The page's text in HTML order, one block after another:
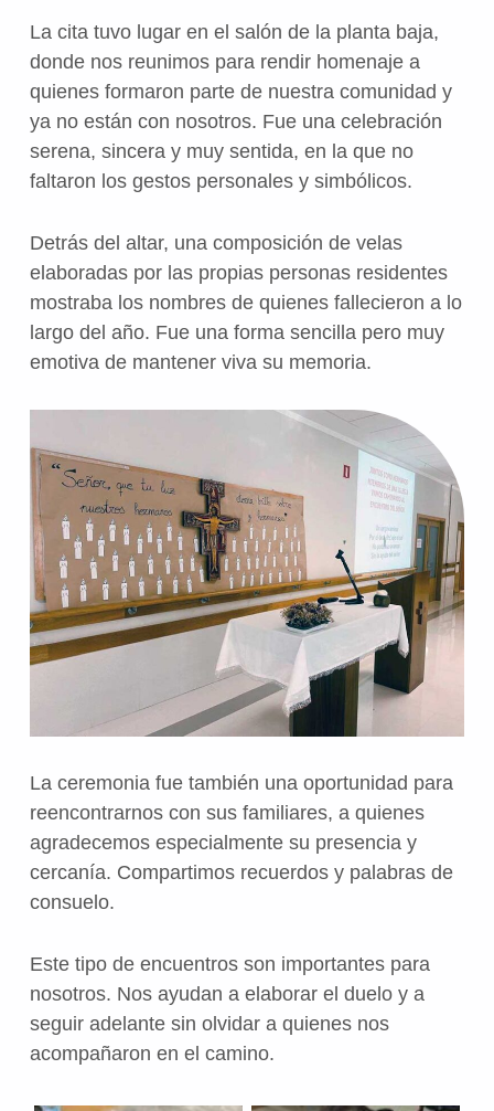
La cita tuvo lugar en el salón de la planta baja,
donde nos reunimos para rendir homenaje a
quienes formaron parte de nuestra comunidad y
ya no están con nosotros. Fue una celebración
serena, sincera y muy sentida, en la que no
faltaron los gestos personales y simbólicos.
Detrás del altar, una composición de velas
elaboradas por las propias personas residentes
mostraba los nombres de quienes fallecieron a lo
largo del año. Fue una forma sencilla pero muy
emotiva de mantener viva su memoria.
La ceremonia fue también una oportunidad para
reencontrarnos con sus familiares, a quienes
agradecemos especialmente su presencia y
cercanía. Compartimos recuerdos y palabras de
consuelo.
Este tipo de encuentros son importantes para
nosotros. Nos ayudan a elaborar el duelo y a
seguir adelante sin olvidar a quienes nos
acompañaron en el camino.